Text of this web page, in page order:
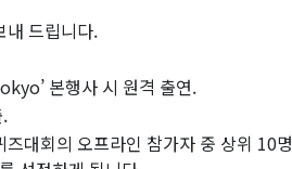
내 드립니다.
본행사 시 원격 출연.
대회의 오프라인 참가자 중 상위 10명